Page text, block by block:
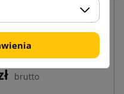
1,5kg + dyspenser
brutto